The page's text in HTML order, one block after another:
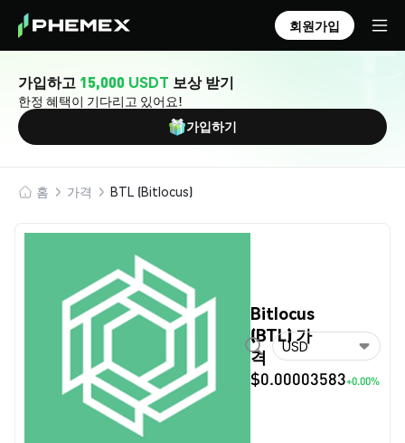
회원가입
가입하고 15,000 USDT 보상 받기
한정 혜택이 기다리고 있어요!
가입하기
홈 가격 BTL (Bitlocus)
Bitlocus
(BTL) 가
격
$0.00003583+0.00%
USD